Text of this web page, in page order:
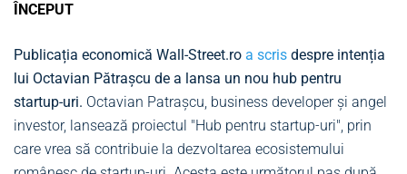
ÎNCEPUT
Publicația economică Wall-Street.ro a scris despre intenția
lui Octavian Pătrașcu de a lansa un nou hub pentru
startup-uri. Octavian Patrașcu, business developer și angel
investor, lansează proiectul "Hub pentru startup-uri", prin
care vrea să contribuie la dezvoltarea ecosistemului